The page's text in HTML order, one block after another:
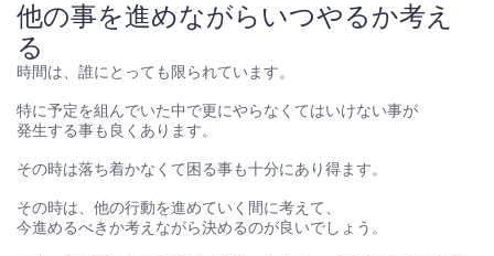
他の事を進めながらいつやるか考え
る
時間は、誰にとっても限られています。
特に予定を組んでいた中で更にやらなくてはいけない事が
発生する事も良くあります。
その時は落ち着かなくて困る事も十分にあり得ます。
その時は、他の行動を進めていく間に考えて、
今進めるべきか考えながら決めるのが良いでしょう。